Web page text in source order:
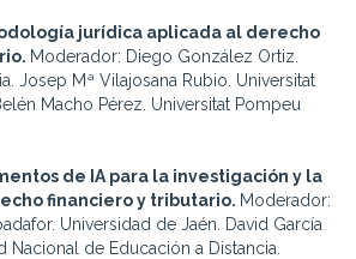
jurídica aplicada al derecho
Moderador: Diego González Ortiz.
Josep Mª Vilajosana Rubio. Universitat
Macho Pérez. Universitat Pompeu
de IA para la investigación y la
financiero y tributario. Moderador:
Universidad de Jaén. David García
Nacional de Educación a Distancia.